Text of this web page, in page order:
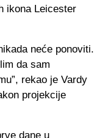
ikona Leicester
neće ponoviti.
da sam
rekao je Vardy
projekcije
dane u